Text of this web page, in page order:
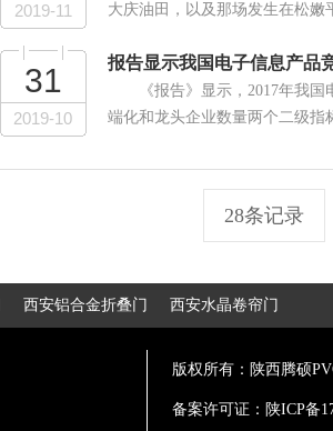
2019-11
大庆油田，以及那场发生在松嫩
31
2019-10
报告显示我国电子信息产品
《报告》显示，2017年我
端化和龙头企业数量两个二级指
28条记录
西安铝合金折叠门 西安水晶卷帘门
版权所有：陕西腾硕
备案许可证： 陕ICP备